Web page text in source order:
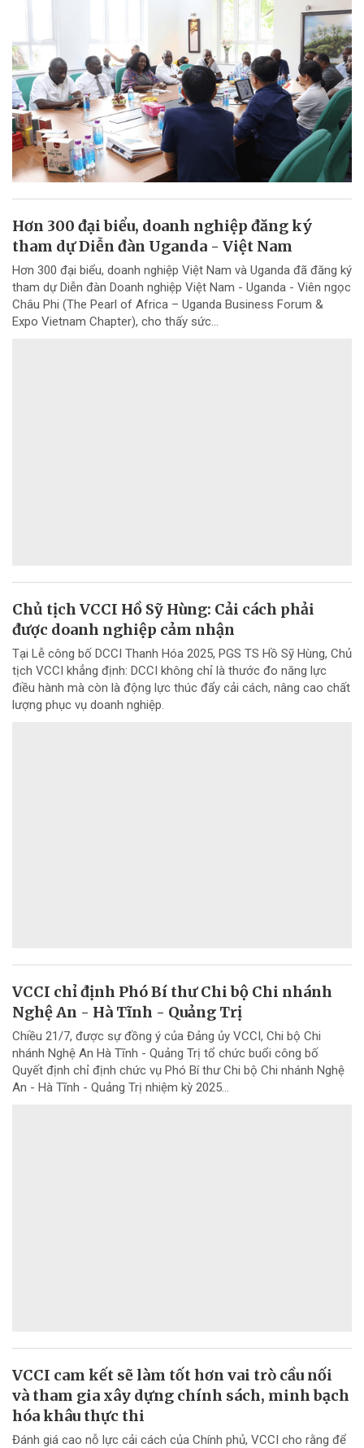
Hơn 300 đại biểu, doanh nghiệp đăng ký
tham dự Diễn đàn Uganda - Việt Nam
Hơn 300 đại biểu, doanh nghiệp Việt Nam và Uganda đã đăng ký
tham dự Diễn đàn Doanh nghiệp Việt Nam - Uganda - Viên ngọc
Châu Phi (The Pearl of Africa – Uganda Business Forum &
Expo Vietnam Chapter), cho thấy sức...
Chủ tịch VCCI Hồ Sỹ Hùng: Cải cách phải
được doanh nghiệp cảm nhận
Tại Lễ công bố DCCI Thanh Hóa 2025, PGS TS Hồ Sỹ Hùng, Chủ
tịch VCCI khẳng định: DCCI không chỉ là thước đo năng lực
điều hành mà còn là động lực thúc đẩy cải cách, nâng cao chất
lượng phục vụ doanh nghiệp.
VCCI chỉ định Phó Bí thư Chi bộ Chi nhánh
Nghệ An - Hà Tĩnh - Quảng Trị
Chiều 21/7, được sự đồng ý của Đảng ủy VCCI, Chi bộ Chi
nhánh Nghệ An Hà Tĩnh - Quảng Trị tổ chức buổi công bố
Quyết định chỉ định chức vụ Phó Bí thư Chi bộ Chi nhánh Nghệ
An - Hà Tĩnh - Quảng Trị nhiệm kỳ 2025...
VCCI cam kết sẽ làm tốt hơn vai trò cầu nối
và tham gia xây dựng chính sách, minh bạch
hóa khâu thực thi
Đánh giá cao nỗ lực cải cách của Chính phủ, VCCI cho rằng để